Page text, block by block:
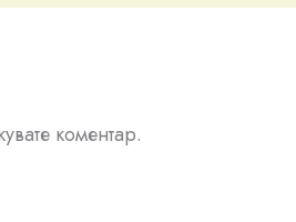
коментар.